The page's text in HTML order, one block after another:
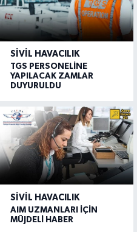
SIVIL HAVACILIK
TGS PERSONELİNE
YAPILACAK ZAMLAR
DUYURULDU
SIVIL HAVACILIK
AIM UZMANLARI İÇİN
MÜJDELİ HABER